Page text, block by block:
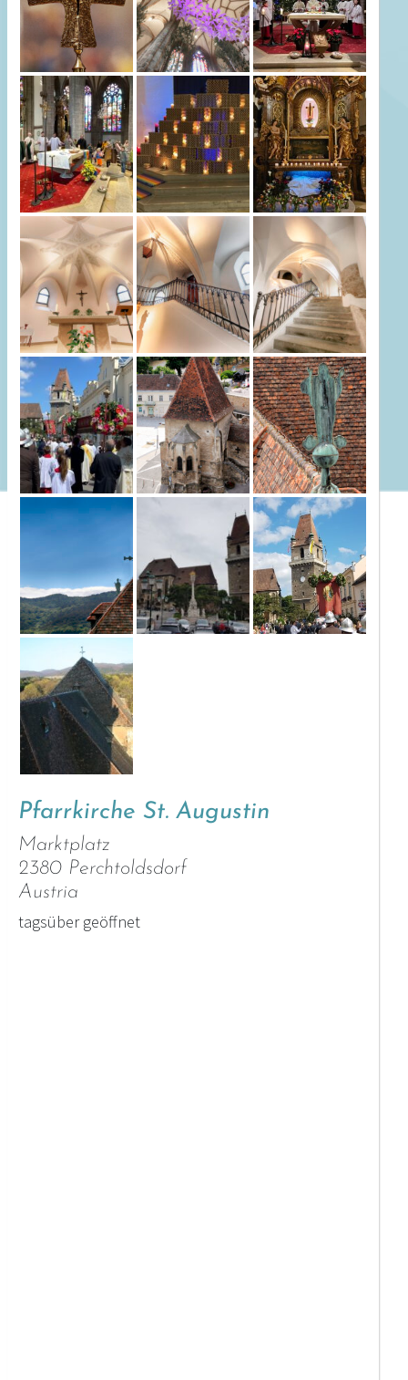
Pfarrkirche St. Augustin
Marktplatz
2380 Perchtoldsdorf
Austria
tagsüber geöffnet